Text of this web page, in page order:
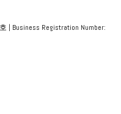
| Business Registration Number: